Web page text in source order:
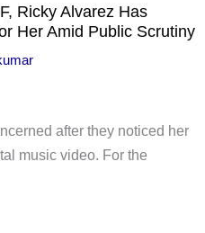
Ricky Alvarez Has
Her Amid Public Scrutiny
after they noticed her
music video. For the